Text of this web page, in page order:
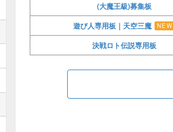
(大魔王級)募集板
遊び人専用板｜天空三魔
NEW
決戦ロト伝説専用板